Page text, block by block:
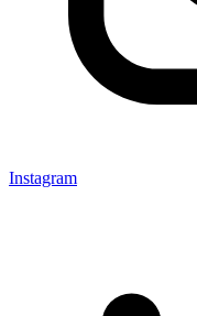
Instagram